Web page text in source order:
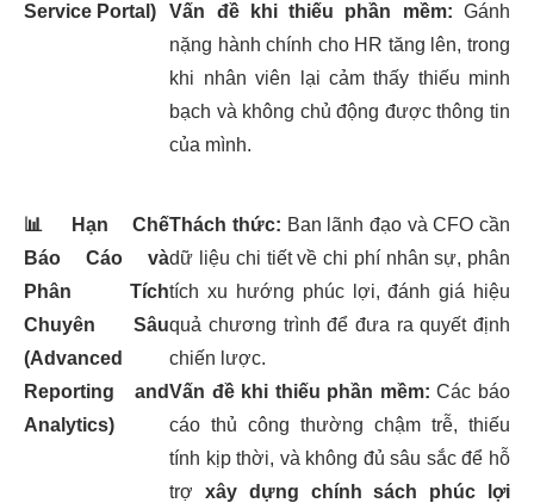
Service Portal)
Vấn đề khi thiếu phần mềm: Gánh
nặng hành chính cho HR tăng lên, trong
khi nhân viên lại cảm thấy thiếu minh
bạch và không chủ động được thông tin
của mình.
📊
Hạn Chế
Báo Cáo và
Phân Tích
Chuyên Sâu
(Advanced
Reporting and
Analytics)
Thách thức: Ban lãnh đạo và CFO cần
dữ liệu chi tiết về chi phí nhân sự, phân
tích xu hướng phúc lợi, đánh giá hiệu
quả chương trình để đưa ra quyết định
chiến lược.
Vấn đề khi thiếu phần mềm: Các báo
cáo thủ công thường chậm trễ, thiếu
tính kịp thời, và không đủ sâu sắc để hỗ
trợxây dựng chính sách phúc lợi